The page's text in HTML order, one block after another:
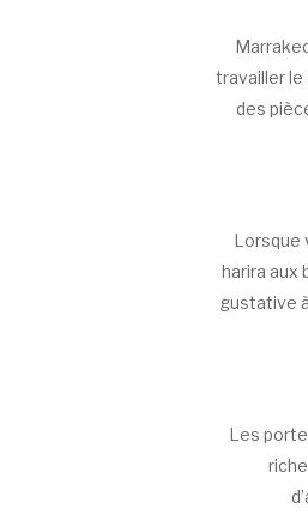
travailler le
des
Lorsque
harira aux
gustative
Les